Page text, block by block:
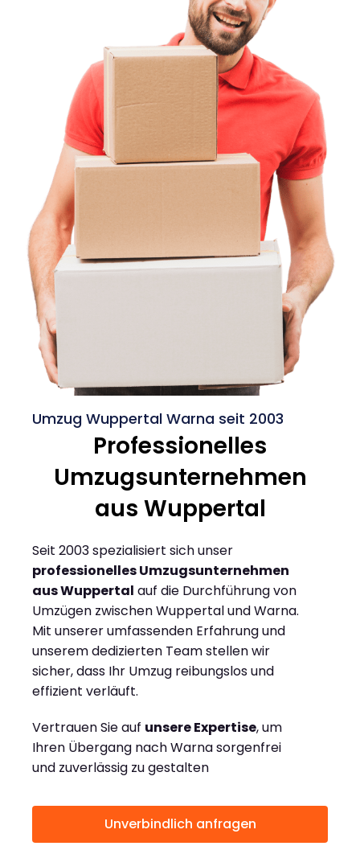
Umzug Wuppertal Warna seit 2003
Professionelles
Umzugsunternehmen
aus Wuppertal
Seit 2003 spezialisiert sich unser
professionelles Umzugsunternehmen
aus Wuppertal auf die Durchführung von
Umzügen zwischen Wuppertal und Warna.
Mit unserer umfassenden Erfahrung und
unserem dedizierten Team stellen wir
sicher, dass Ihr Umzug reibungslos und
effizient verläuft.
Vertrauen Sie auf unsere Expertise, um
Ihren Übergang nach Warna sorgenfrei
und zuverlässig zu gestalten
Unverbindlich anfragen